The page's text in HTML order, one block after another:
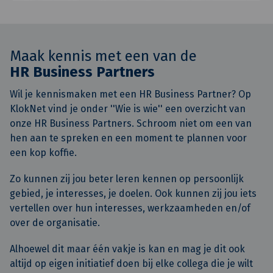
Maak kennis met een van de
HR Business Partners
Wil je kennismaken met een HR Business Partner? Op
KlokNet vind je onder ''Wie is wie'' een overzicht van
onze HR Business Partners. Schroom niet om een van
hen aan te spreken en een moment te plannen voor
een kop koffie.
Zo kunnen zij jou beter leren kennen op persoonlijk
gebied, je interesses, je doelen. Ook kunnen zij jou iets
vertellen over hun interesses, werkzaamheden en/of
over de organisatie.
Alhoewel dit maar één vakje is kan en mag je dit ook
altijd op eigen initiatief doen bij elke collega die je wilt